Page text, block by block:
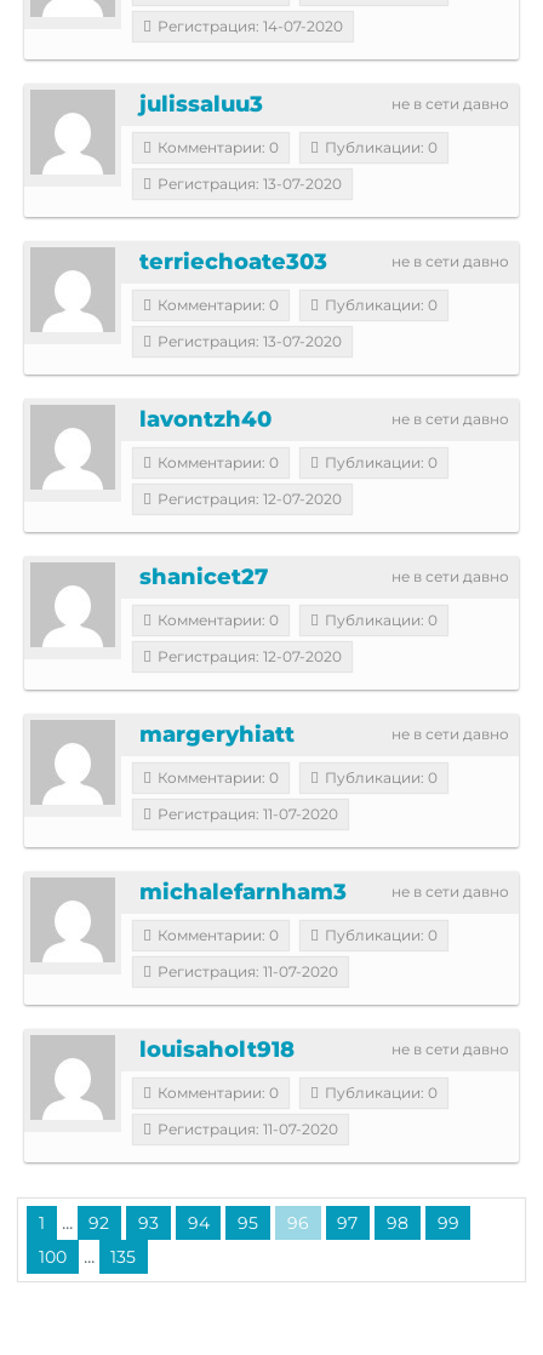
Регистрация: 14-07-2020
не в сети давно
julissaluu3
Комментарии: 0
Публикации: 0
Регистрация: 13-07-2020
не в сети давно
terriechoate303
Комментарии: 0
Публикации: 0
Регистрация: 13-07-2020
не в сети давно
lavontzh40
Комментарии: 0
Публикации: 0
Регистрация: 12-07-2020
не в сети давно
shanicet27
Комментарии: 0
Публикации: 0
Регистрация: 12-07-2020
не в сети давно
margeryhiatt
Комментарии: 0
Публикации: 0
Регистрация: 11-07-2020
не в сети давно
michalefarnham3
Комментарии: 0
Публикации: 0
Регистрация: 11-07-2020
не в сети давно
louisaholt918
Комментарии: 0
Публикации: 0
Регистрация: 11-07-2020
1 ... 92 93 94 95 96 97 98
99
100
... 135